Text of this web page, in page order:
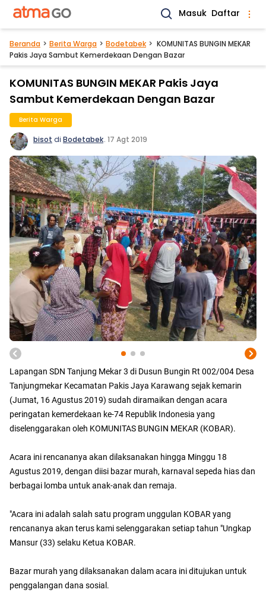
Masuk Daftar
Beranda Berita Warga Bodetabek
KOMUNITAS BUNGIN MEKAR
Pakis Jaya Sambut Kemerdekaan Dengan Bazar
KOMUNITAS BUNGIN MEKAR Pakis Jaya
Sambut Kemerdekaan Dengan Bazar
Berita Warga
bisot di Bodetabek. 17 Agt 2019
Lapangan SDN Tanjung Mekar 3 di Dusun Bungin Rt 002/004 Desa
Tanjungmekar Kecamatan Pakis Jaya Karawang sejak kemarin
(Jumat, 16 Agustus 2019) sudah diramaikan dengan acara
peringatan kemerdekaan ke-74 Republik Indonesia yang
diselenggarakan oleh KOMUNITAS BUNGIN MEKAR (KOBAR).
Acara ini rencananya akan dilaksanakan hingga Minggu 18
Agustus 2019, dengan diisi bazar murah, karnaval sepeda hias dan
berbagai lomba untuk anak-anak dan remaja.
"Acara ini adalah salah satu program unggulan KOBAR yang
rencananya akan terus kami selenggarakan setiap tahun "Ungkap
Mansur (33) selaku Ketua KOBAR.
Bazar murah yang dilaksanakan dalam acara ini ditujukan untuk
penggalangan dana sosial.